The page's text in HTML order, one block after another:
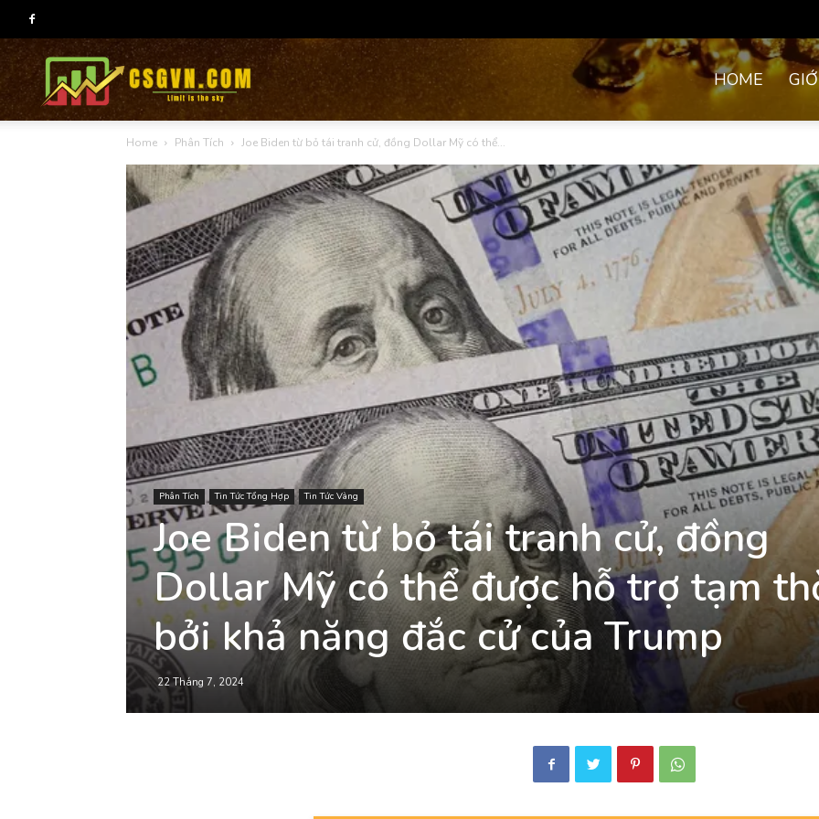
CSG
group
HOME
Home Phân Tích Joe Biden từ bỏ tái tranh cử, đồng Dollar Mỹ có thể...
Phân Tích Tin Tức Tổng Hợp Tin Tức Vàng
Joe Biden từ bỏ tái tranh cử, đồng
Dollar Mỹ có thể được hỗ trợ tạm
bởi khả năng đắc cử của Trump
22 Tháng 7, 2024